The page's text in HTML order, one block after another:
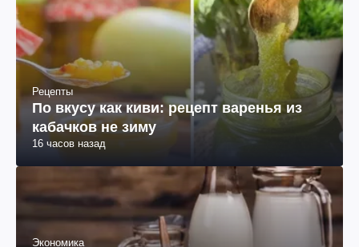
кабачков не зиму
16 часов назад
Экономика
В Украине могут вырасти цены на
популярные продукты: сколько будут
10 часов назад